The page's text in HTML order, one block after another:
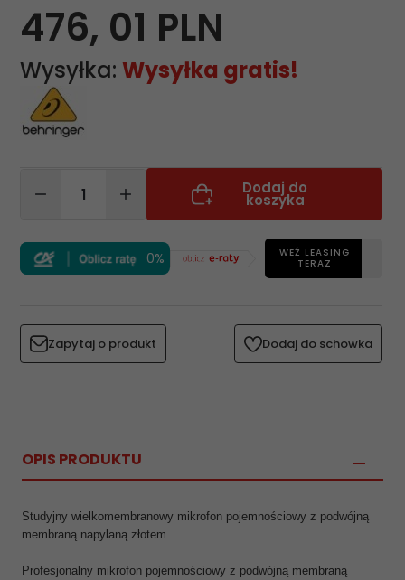
476, 01 PLN
Wysyłka: Wysyłka gratis!
Dodaj do
koszyka
0%
WEŹ LEASING
TERAZ
Zapytaj o produkt Dodaj do schowka
OPIS PRODUKTU
Studyjny wielkomembranowy mikrofon pojemnościowy z podwójną
membraną napylaną złotem
Profesjonalny mikrofon pojemnościowy z podwójną membraną